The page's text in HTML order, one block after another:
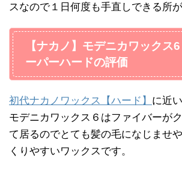
スなので１日何度も手直しできる所が
【ナカノ】モデニカワックス
ーパーハードの評価
初代ナカノワックス【ハード】 に近
モデニカワックス６はファイバーが
て居るのでとても髪の毛になじませ
くりやすいワックスです。